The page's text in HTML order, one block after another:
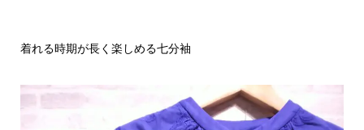
着れる時期が長く楽しめる七分袖